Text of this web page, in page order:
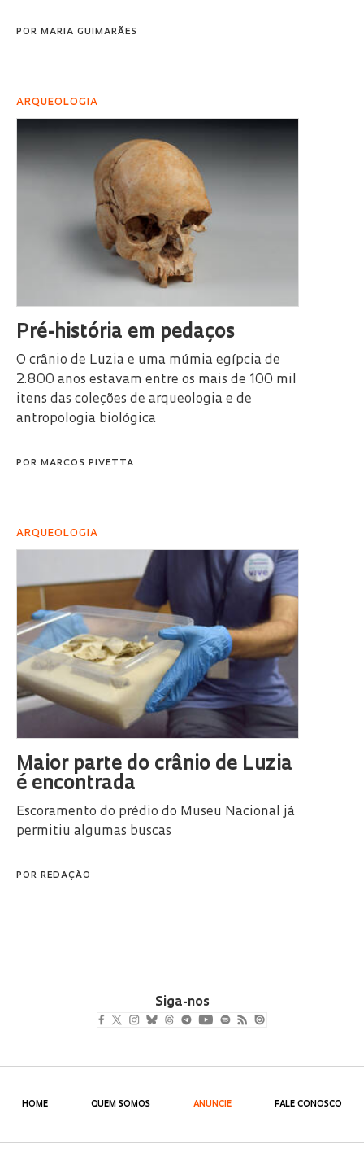
POR MARIA GUIMARÃES
ARQUEOLOGIA
Pré-história em pedaços
O crânio de Luzia e uma múmia egípcia de
2.800 anos estavam entre os mais de 100 mil
itens das coleções de arqueologia e de
antropologia biológica
POR MARCOS PIVETTA
ARQUEOLOGIA
Maior parte do crânio de Luzia
é encontrada
Escoramento do prédio do Museu Nacional já
permitiu algumas buscas
POR REDAÇÃO
Siga-nos
HOME QUEM SOMOS ANUNCIE FALE CONOSCO